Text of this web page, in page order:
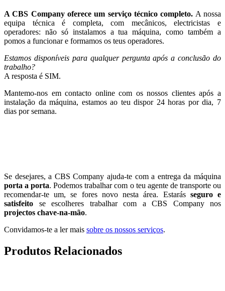
A CBS Company oferece um serviço técnico completo. A nossa
equipa técnica é completa, com mecânicos, electricistas e
operadores: não só instalamos a tua máquina, como também a
pomos a funcionar e formamos os teus operadores.
Estamos disponíveis para qualquer pergunta após a conclusão do
trabalho?
A resposta é SIM.
Mantemo-nos em contacto online com os nossos clientes após a
instalação da máquina, estamos ao teu dispor 24 horas por dia, 7
dias por semana.
Se desejares, a CBS Company ajuda-te com a entrega da máquina
porta a porta. Podemos trabalhar com o teu agente de transporte ou
recomendar-te um, se fores novo nesta área. Estarás seguro e
satisfeito se escolheres trabalhar com a CBS Company nos
projectos chave-na-mão.
Convidamos-te a ler mais sobre os nossos serviços.
Produtos Relacionados